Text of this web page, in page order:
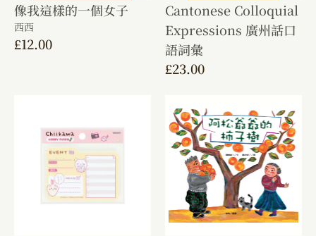
像我這樣的一個女子
西西
£12.00
Cantonese Colloquial
Expressions 廣州話口
語詞彙
£23.00